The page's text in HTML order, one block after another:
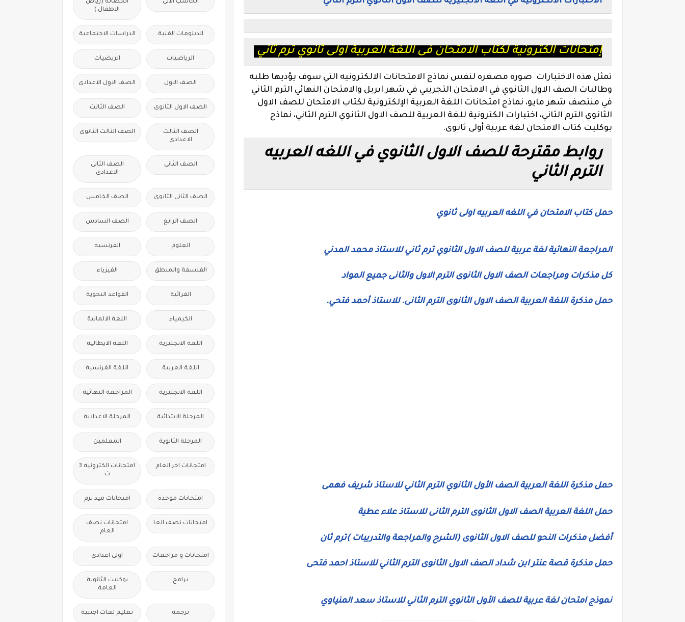
إمتحانات الكترونية لكتاب الامتحان فى اللغة العربية اولى ثانوي ترم ثاني
تمثل هذه الاختبارات صوره مصغره لنفس نماذج الامتحانات الالكترونيه التي سوف يؤديها طلبه
وطالبات الصف الاول الثانوي في الامتحان التجريبي في شهر ابريل والامتحان النهائي الترم الثاني
في منتصف شهر مايو، نماذج امتحانات اللغة العربية الإلكترونية لكتاب الامتحان للصف الاول
الثانوي الترم الثاني، اختبارات الكترونية للغة العربية للصف الاول الثانوي الترم الثاني، نماذج
بوكليت كتاب الامتحان لغة عربية أولى ثانوى.
روابط مقترحة للصف الاول الثانوي في اللغه العربيه
الترم الثاني
حمل كتاب الامتحان في اللغه العربيه اولى ثانوي
المراجعة النهائية لغة عربية للصف الاول الثانوي ترم ثاني للاستاذ محمد المدني
كل مذكرات ومراجعات الصف الاول الثانوى الترم الاول والثانى جميع المواد
حمل مذكرة اللغة العربية الصف الاول الثانوى الترم الثانى. للاستاذ أحمد فتحي.
حمل مذكرة اللغة العربية الصف الأول الثانوي الترم الثاني للاستاذ شريف فهمى
حمل اللغة العربية الصف الاول الثانوى الترم الثانى للاستاذ علاء عطية
أفضل مذكرات النحو للصف الاول الثانوى (الشرح والمراجعة والتدريبات )ترم ثان
حمل مذكرة قصة عنتر ابن شداد الصف الاول الثانوى الترم الثاني للاستاذ احمد فتحى
نموذج امتحان لغة عربية للصف الأول الثانوي الترم الثاني للاستاذ سعد المنياوي
الحاسب الالى
الحضانة (رياض
الاطفال )
الدبلومات الفنية الدراسات الاجتماعية
الرياضيات الريضيات
الصف الاول الصف الاول الاعدادى
الصف الاول الثانوى الصف الثالث
الصف الثالث
الاعدادى
الصف الثالث الثانوى
الصف الثانى
الصف الثانى
الاعدادى
الصف الثانى الثانوى الصف الخامس
الصف الرابع الصف السادس
العلوم الفرنسيه
الفلسفة والمنطق الفيزياء
القرائية القواعد النحوية
الكيمياء اللغة الالمانية
اللغة الانجليزية اللغة الايطالية
اللغة العربية اللغة الفرنسية
اللغه الانجليزية المراجعة النهائية
المرحلة الابتدائية المرحلة الاعدادية
المرحلة الثانوية المعلمين
امتحانات اخر العام
امتحانات الكترونيه 3
ث
امتحانات موحدة امتحانات ميد ترم
امتحانات نصف العا
امتحانات نصف
العام
امتحانات و مراجعات اولى اعدادى
برامج
بوكليت الثانوية
العامة
ترجمة تعليم لغات اجنبية